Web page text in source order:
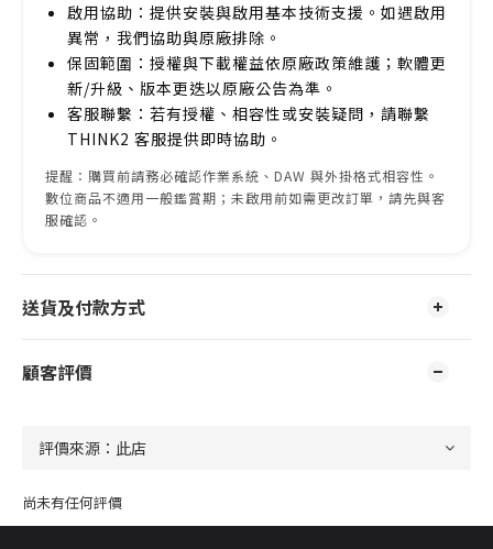
啟用協助：提供安裝與啟用基本技術支援。如遇啟用
異常，我們協助與原廠排除。
保固範圍：授權與下載權益依原廠政策維護；軟體更
新/升級、版本更迭以原廠公告為準。
客服聯繫：若有授權、相容性或安裝疑問，請聯繫
THINK2 客服提供即時協助。
提醒：購買前請務必確認作業系統、DAW 與外掛格式相容性。
數位商品不適用一般鑑賞期；未啟用前如需更改訂單，請先與客
服確認。
送貨及付款方式
顧客評價
尚未有任何評價